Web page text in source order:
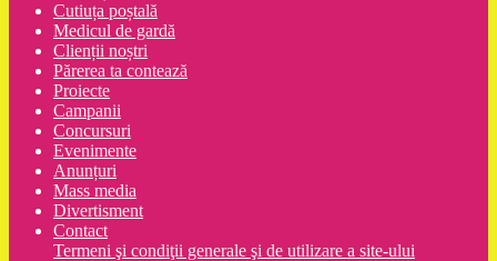
Cutiuța poștală
Medicul de gardă
Clienții noștri
Părerea ta contează
Proiecte
Campanii
Concursuri
Evenimente
Anunțuri
Mass media
Divertisment
Contact
Termeni şi condiţii generale şi de utilizare a site-ului